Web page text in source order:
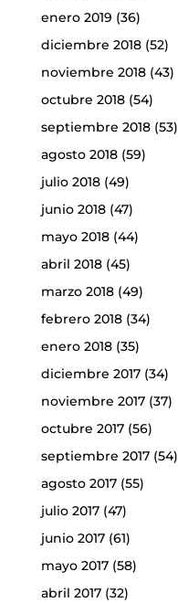
enero 2019 (36)
diciembre 2018(52)
noviembre 2018(43)
octubre 2018(54)
septiembre 2018(53)
agosto 2018(59)
julio 2018(49)
junio 2018(47)
mayo 2018(44)
abril 2018(45)
marzo 2018(49)
febrero 2018(34)
enero 2018(35)
diciembre 2017(34)
noviembre 2017(37)
octubre 2017(56)
septiembre 2017(54)
agosto 2017(55)
julio 2017(47)
junio 2017(61)
mayo 2017(58)
abril 2017(32)